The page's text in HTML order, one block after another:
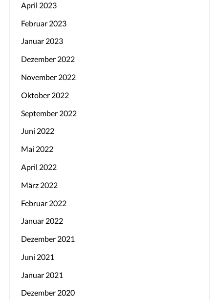
April 2023
Februar 2023
Januar 2023
Dezember 2022
November 2022
Oktober 2022
September 2022
Juni 2022
Mai 2022
April 2022
März 2022
Februar 2022
Januar 2022
Dezember 2021
Juni 2021
Januar 2021
Dezember 2020